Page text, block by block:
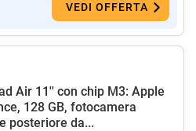
VEDI OFFERTA
Air 11'' con chip M3: Apple
128 GB, fotocamera
posteriore da...